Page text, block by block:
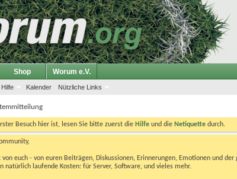
Hilfe Kalender Nützliche Links
Shop Worum e.V.
Besuch hier ist, lesen Sie bitte zuerst die Hilfe und die Netiquette durch.
euch - von euren Beiträgen, Diskussionen, Erinnerungen, Emotionen und
natürlich laufende Kosten: für Server, Software, und vieles mehr.